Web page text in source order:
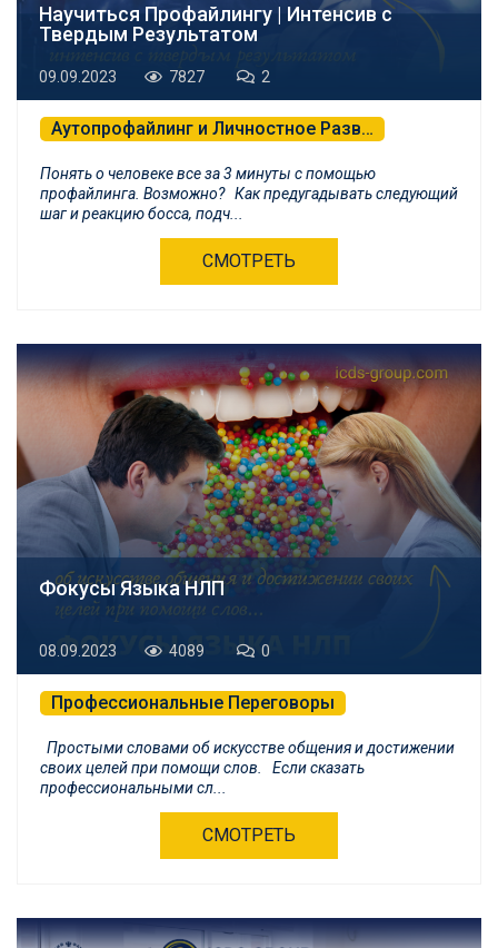
Научиться Профайлингу | Интенсив с
Твердым Результатом
09.09.2023 7827 2
Аутопрофайлинг и Личностное Развитие
Понять о человеке все за 3 минуты с помощью
профайлинга. Возможно? Как предугадывать следующий
шаг и реакцию босса, подч...
СМОТРЕТЬ
Фокусы Языка НЛП
08.09.2023 4089 0
Профессиональные Переговоры
Простыми словами об искусстве общения и достижении
своих целей при помощи слов. Если сказать
профессиональными сл...
СМОТРЕТЬ